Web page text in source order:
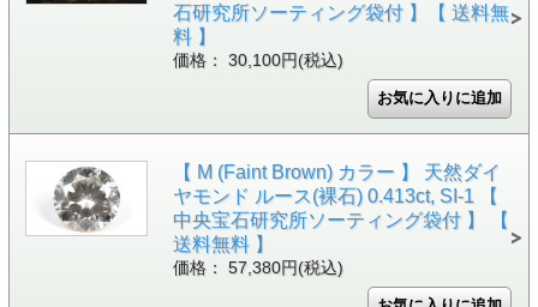
石研究所ソーティング袋付 】【 送料無
料 】
価格： 30,100円(税込)
【 M (Faint Brown) カラー 】 天然ダイ
ヤモンド ルース(裸石) 0.413ct, SI-1 【
中央宝石研究所ソーティング袋付 】 【
送料無料 】
価格： 57,380円(税込)